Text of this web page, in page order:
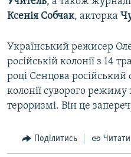
Ксенія Собчак, акторка
Український режисер
російській колонії з 14
році Сенцова російський
колонії суворого
тероризмі. Він це
Поділитись